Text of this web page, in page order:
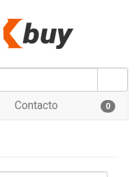
Contacto 0